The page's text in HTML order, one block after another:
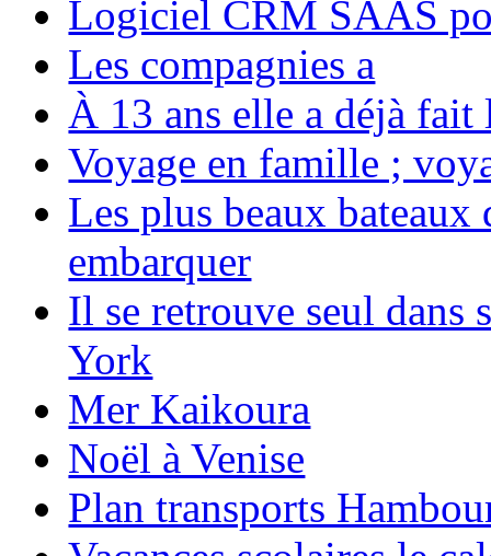
Logiciel CRM SAAS
Les compagnies a
À 13 ans elle a déjà
Voyage en famille ;
Les plus beaux bateaux
embarquer
Il se retrouve seul dans
York
Mer Kaikoura
Noël à Venise
Plan transports